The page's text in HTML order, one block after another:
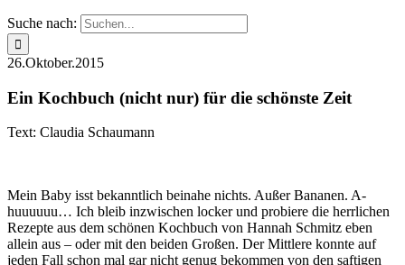
Suche nach:
26.Oktober.2015
Ein Kochbuch (nicht nur) für die schönste Zeit
Text: Claudia Schaumann
Mein Baby isst bekanntlich beinahe nichts. Außer Bananen. A-
huuuuuu… Ich bleib inzwischen locker und probiere die herrlichen
Rezepte aus dem schönen Kochbuch von Hannah Schmitz eben
allein aus – oder mit den beiden Großen. Der Mittlere konnte auf
jeden Fall schon mal gar nicht genug bekommen von den saftigen